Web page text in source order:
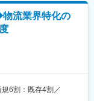
活躍中
ェクト着手が基本と
物流業界特化の
6割：既存4割／